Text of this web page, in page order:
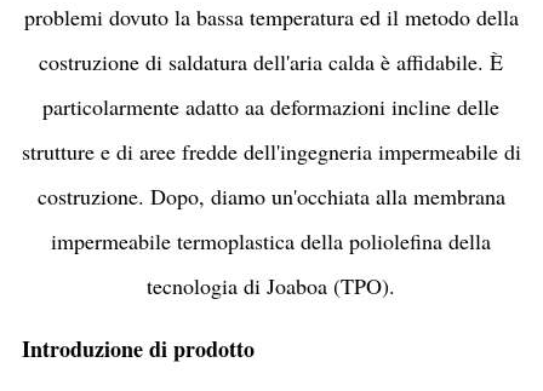
problemi dovuto la bassa temperatura ed il metodo della
costruzione di saldatura dell'aria calda è affidabile. È
particolarmente adatto aa deformazioni incline delle
strutture e di aree fredde dell'ingegneria impermeabile di
costruzione. Dopo, diamo un'occhiata alla membrana
impermeabile termoplastica della poliolefina della
tecnologia di Joaboa (TPO).
Introduzione di prodotto